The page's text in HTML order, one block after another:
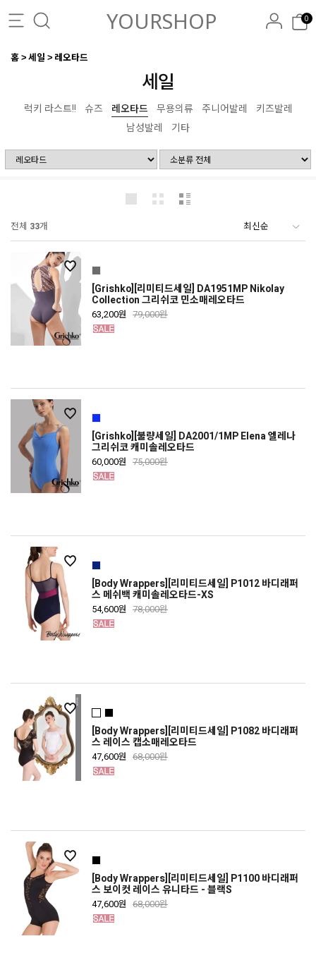
YOURSHOP 0
홈 세일 레오타드
세일
럭키 라스트!! 슈즈 레오타드 무용의류 주니어발레
키즈발레
남성발레
기타
전체 33개
[Grishko][리미티드세일] DA1951MP Nikolay
Collection 그리쉬코 민소매레오타드
63,200원 79,000원
[Grishko][불량세일] DA2001/1MP Elena 엘레나
그리쉬코 캐미솔레오타드
60,000원 75,000원
[Body Wrappers][리미티드세일] P1012 바디래퍼
스 메쉬백 캐미솔레오타드-XS
54,600원 78,000원
[Body Wrappers][리미티드세일] P1082 바디래퍼
스 레이스 캡소매레오타드
47,600원 68,000원
[Body Wrappers][리미티드세일] P1100 바디래퍼
스 보이컷 레이스 유니타드 - 블랙S
47,600원 68,000원